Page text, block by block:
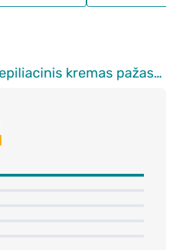
Atsiliepimai LYCIA, depiliacinis kremas pažastų ir bikini srities plaukeliams šalinti, 100 ml